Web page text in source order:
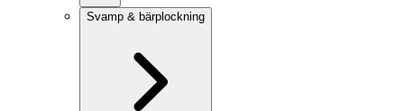
Svamp & bärplockning